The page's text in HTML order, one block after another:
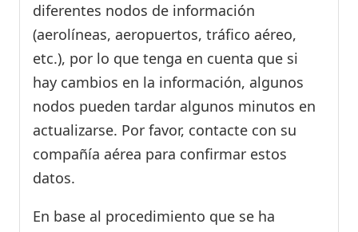
diferentes nodos de información
(aerolíneas, aeropuertos, tráfico aéreo,
etc.), por lo que tenga en cuenta que si
hay cambios en la información, algunos
nodos pueden tardar algunos minutos en
actualizarse. Por favor, contacte con su
compañía aérea para confirmar estos
datos.
En base al procedimiento que se ha